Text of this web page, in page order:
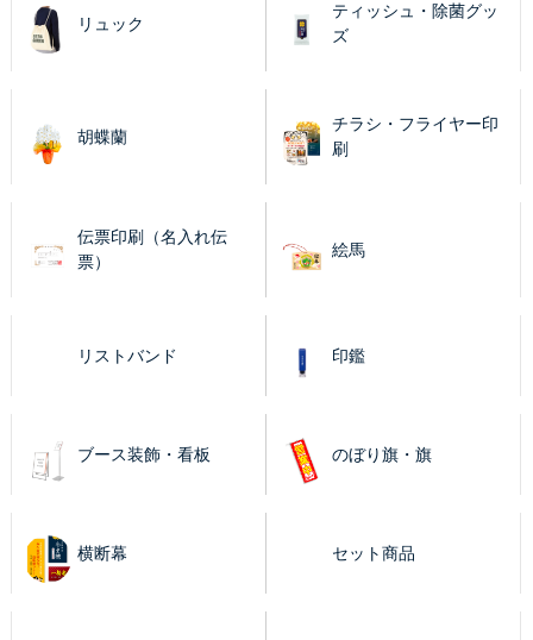
リュック
ティッシュ・除菌グッ
ズ
胡蝶蘭
チラシ・フライヤー印
刷
伝票印刷（名入れ伝
票）
絵馬
リストバンド 印鑑
ブース装飾・看板 のぼり旗・旗
横断幕 セット商品